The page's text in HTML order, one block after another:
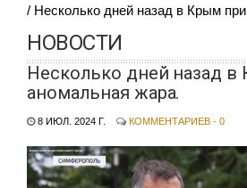
Несколько дней назад в Крым
НОВОСТИ
Несколько дней назад
аномальная жара.
8 ИЮЛ. 2024 Г. КОММЕНТАРИЕВ - 0